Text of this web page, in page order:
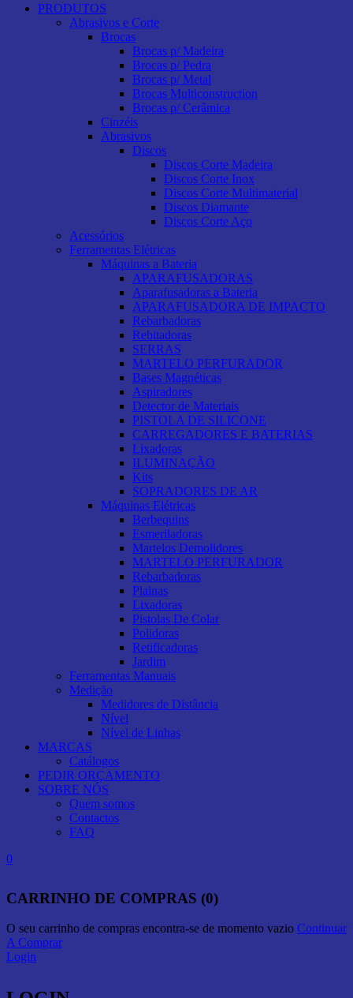
PRODUTOS
Abrasivos e Corte
Brocas
Brocas p/ Madeira
Brocas p/ Pedra
Brocas p/ Metal
Brocas Multiconstruction
Brocas p/ Cerâmica
Cinzéis
Abrasivos
Discos
Discos Corte Madeira
Discos Corte Inox
Discos Corte Multimaterial
Discos Diamante
Discos Corte Aço
Acessórios
Ferramentas Elétricas
Máquinas a Bateria
APARAFUSADORAS
Aparafusadoras a Bateria
APARAFUSADORA DE IMPACTO
Rebarbadoras
Rebitadoras
SERRAS
MARTELO PERFURADOR
Bases Magnéticas
Aspiradores
Detector de Materiais
PISTOLA DE SILICONE
CARREGADORES E BATERIAS
Lixadoras
ILUMINAÇÃO
Kits
SOPRADORES DE AR
Máquinas Elétricas
Berbequins
Esmeriladoras
Martelos Demolidores
MARTELO PERFURADOR
Rebarbadoras
Plainas
Lixadoras
Pistolas De Colar
Polidoras
Retificadoras
Jardim
Ferramentas Manuais
Medição
Medidores de Distância
Nível
Nível de Linhas
MARCAS
Catálogos
PEDIR ORÇAMENTO
SOBRE NÓS
Quem somos
Contactos
FAQ
0
CARRINHO DE COMPRAS (0)
O seu carrinho de compras encontra-se de momento vazio Continuar
A Comprar
Login